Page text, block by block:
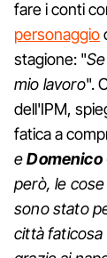
fare i conti
personaggio
stagione: "
mio lavoro".
dell'IPM,
fatica a
eDomenico
però, le
sono stato
città faticosa